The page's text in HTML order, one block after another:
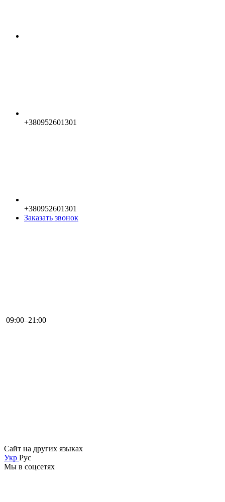
+380952601301
+380952601301
Заказать звонок
09:00–21:00
Сайт на других языках
Укр Рус
Мы в соцсетях